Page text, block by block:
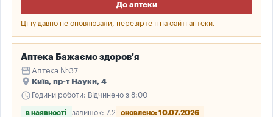
До аптеки
Ціну давно не оновлювали, перевірте її на сайті аптеки.
Аптека Бажаємо здоров'я
storefront Аптека №37
place Київ, пр-т Науки, 4
schedule Години роботи: Відчинено з 8:00
в наявності залишок: 7.2 оновлено: 10.07.2026